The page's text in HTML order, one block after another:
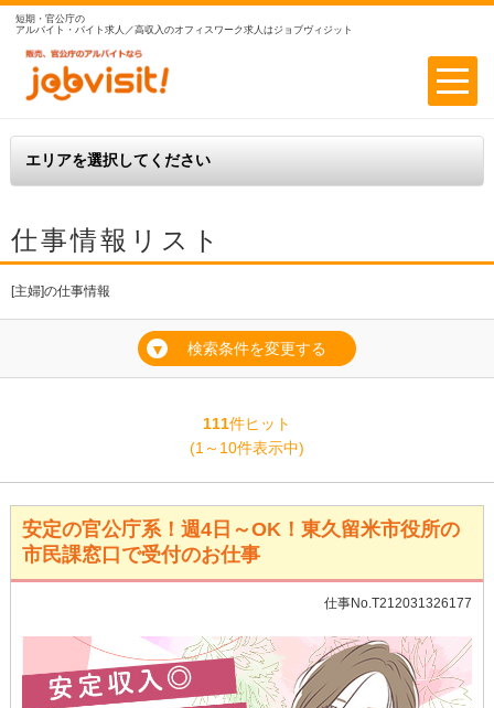
短期・官公庁の
アルバイト・バイト求人／高収入のオフィスワーク求人はジョブヴィジット
仕事情報リスト
[主婦]の仕事情報
▼ 検索条件を変更する
111件ヒット
(1～10件表示中)
安定の官公庁系！週4日～OK！東久留米市役所の
市民課窓口で受付のお仕事
仕事No.T212031326177